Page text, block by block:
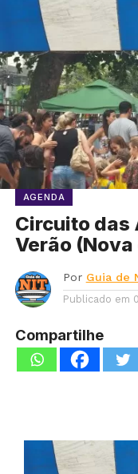
AGENDA
Circuito das
Verão
Por Guia de
Publicado em
Compartilhe